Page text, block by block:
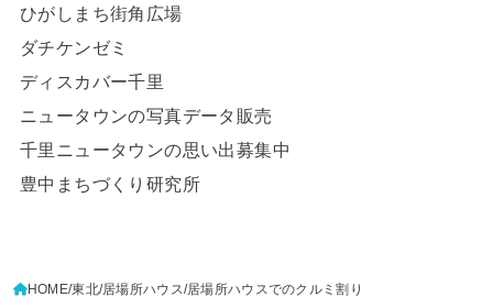
ひがしまち街角広場
ダチケンゼミ
ディスカバー千里
ニュータウンの写真データ販売
千里ニュータウンの思い出募集中
豊中まちづくり研究所
HOME 東北 居場所ハウス 居場所ハウスでのクルミ割り